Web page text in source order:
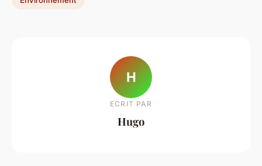
H
ECRIT PAR
Hugo